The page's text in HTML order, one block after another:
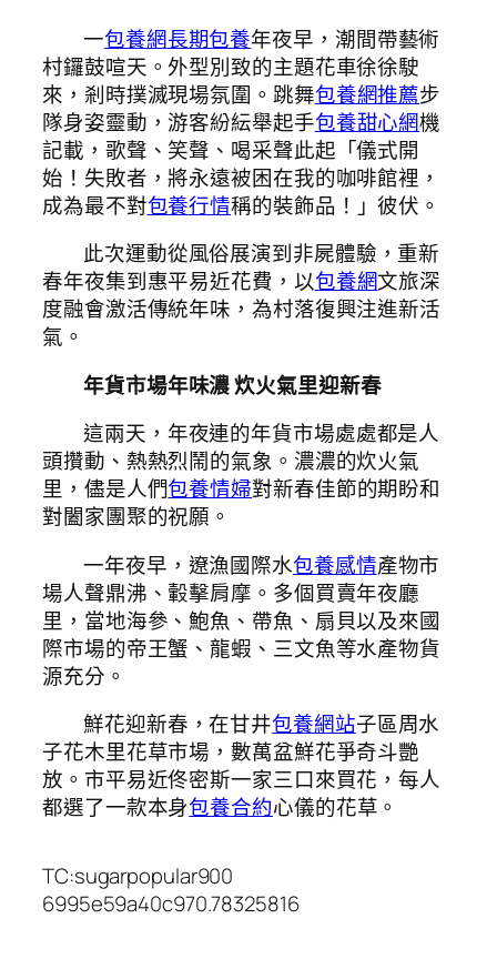
一包養網長期包養年夜早，潮間帶藝術
村鑼鼓喧天。外型別致的主題花車徐徐駛
來，剎時撲滅現場氛圍。跳舞包養網推薦步
隊身姿靈動，游客紛紜舉起手包養甜心網機
記載，歌聲、笑聲、喝采聲此起「儀式開
始！失敗者，將永遠被困在我的咖啡館裡，
成為最不對包養行情稱的裝飾品！」彼伏。
此次運動從風俗展演到非屍體驗，重新
春年夜集到惠平易近花費，以包養網文旅深
度融會激活傳統年味，為村落復興注進新活
氣。
年貨市場年味濃 炊火氣里迎新春
這兩天，年夜連的年貨市場處處都是人
頭攢動、熱熱烈鬧的氣象。濃濃的炊火氣
里，儘是人們包養情婦對新春佳節的期盼和
對闔家團聚的祝願。
一年夜早，遼漁國際水包養感情產物市
場人聲鼎沸、轂擊肩摩。多個買賣年夜廳
里，當地海參、鮑魚、帶魚、扇貝以及來國
際市場的帝王蟹、龍蝦、三文魚等水產物貨
源充分。
鮮花迎新春，在甘井包養網站子區周水
子花木里花草市場，數萬盆鮮花爭奇斗艷
放。市平易近佟密斯一家三口來買花，每人
都選了一款本身包養合約心儀的花草。
TC:sugarpopular900
6995e59a40c970.78325816